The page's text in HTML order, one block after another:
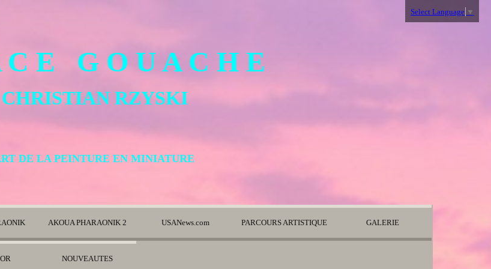
Select Language ▼
C E G O U A C H E
RZYSKI
DE LA PEINTURE EN MINIATURE
AKOUA PHARAONIK 2 USANews.com PARCOURS ARTISTIQUE GALERIE
NOUVEAUTES